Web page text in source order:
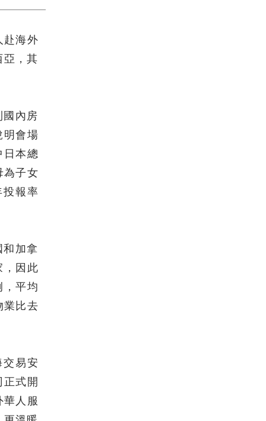
赴海外
亞，其
國內房
明會場
日本總
為子女
報率
和加拿
，因此
，平均
業比去
易安
正式開
華人服